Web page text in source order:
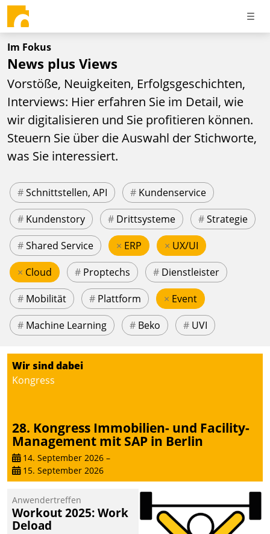
Im Fokus
News plus Views
Vorstöße, Neuigkeiten, Erfolgsgeschichten,
Interviews: Hier erfahren Sie im Detail, wie
wir digitalisieren und Sie profitieren können.
Steuern Sie über die Auswahl der Stichworte,
was Sie interessiert.
#Schnittstellen, API # Kundenservice
# Kundenstory # Drittsysteme #Strategie
#Shared Service × ERP × UX/UI
× Cloud # Proptechs # Dienstleister
# Mobilität # Plattform × Event
# Machine Learning # Beko # UVI
Wir sind dabei
Kongress
28. Kongress Immobilien- und Facility-
Management mit SAP in Berlin
14. September 2026 –
15. September 2026
Anwendertreffen
Workout 2025: Work
Deload